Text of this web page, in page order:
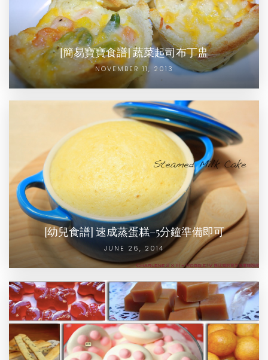
[簡易寶寶食譜] 蔬菜起司布丁盅
NOVEMBER 11, 2013
[幼兒食譜] 速成蒸蛋糕–5分鐘準備即可
JUNE 26, 2014